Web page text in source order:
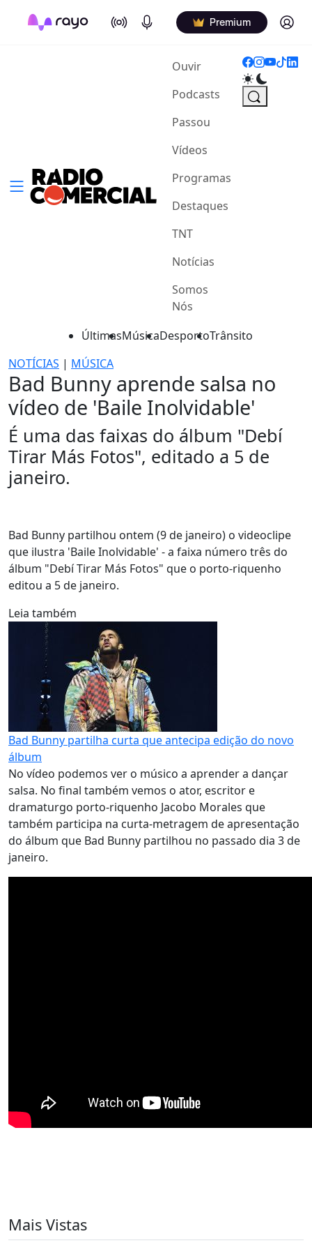
On Air Podcasts Premium Log in
Ouvir(current)
Podcasts
Passou
Vídeos
Programas
Destaques
TNT
Notícias
Somos
Nós
ÚltimasMúsicaDesportoTrânsito
NOTÍCIAS | MÚSICA
Bad Bunny aprende salsa no
vídeo de 'Baile Inolvidable'
É uma das faixas do álbum "Debí
Tirar Más Fotos", editado a 5 de
janeiro.
Bad Bunny partilhou ontem (9 de janeiro) o videoclipe
que ilustra 'Baile Inolvidable' - a faixa número três do
álbum "Debí Tirar Más Fotos" que o porto-riquenho
editou a 5 de janeiro.
Leia também
Bad Bunny partilha curta que antecipa edição do novo
álbum
No vídeo podemos ver o músico a aprender a dançar
salsa. No final também vemos o ator, escritor e
dramaturgo porto-riquenho Jacobo Morales que
também participa na curta-metragem de apresentação
do álbum que Bad Bunny partilhou no passado dia 3 de
janeiro.
Mais Vistas